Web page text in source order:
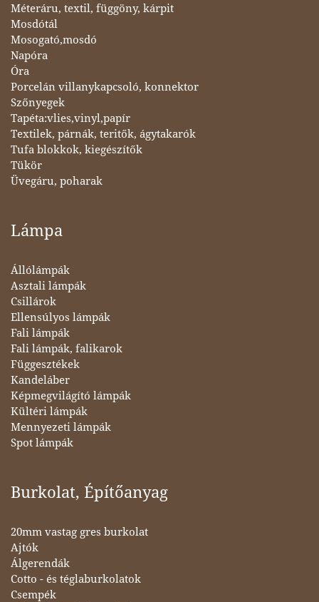
Méteráru, textil, függöny, kárpit
Mosdótál
Mosogató,mosdó
Napóra
Óra
Porcelán villanykapcsoló, konnektor
Szőnyegek
Tapéta:vlies,vinyl,papír
Textilek, párnák, teritők, ágytakarók
Tufa blokkok, kiegészítők
Tükör
Üvegáru, poharak
Lámpa
Állólámpák
Asztali lámpák
Csillárok
Ellensúlyos lámpák
Fali lámpák
Fali lámpák, falikarok
Függesztékek
Kandeláber
Képmegvilágító lámpák
Kültéri lámpák
Mennyezeti lámpák
Spot lámpák
Burkolat, Építőanyag
20mm vastag gres burkolat
Ajtók
Álgerendák
Cotto - és téglaburkolatok
Csempék